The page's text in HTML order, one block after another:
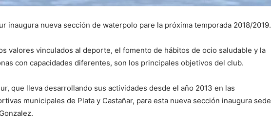
inaugura nueva sección de waterpolo pare la próxima temporada 2018/2019.
valores vinculados al deporte, el fomento de hábitos de ocio saludable y la
con capacidades diferentes, son los principales objetivos del club.
que lleva desarrollando sus actividades desde el año 2013 en las
municipales de Plata y Castañar, para esta nueva sección inaugura sede